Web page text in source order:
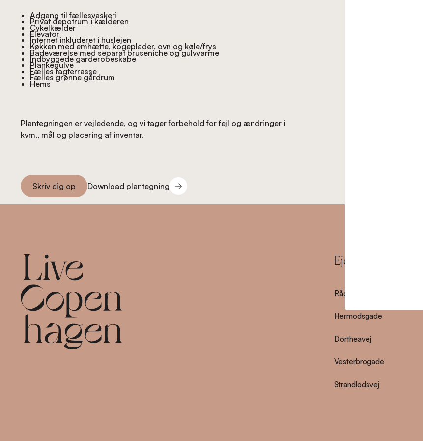
Adgang til fællesvaskeri
Privat depotrum i kælderen
Cykelkælder
Elevator
Internet inkluderet i huslejen
Køkken med emhætte, kogeplader, ovn og køle/frys
Badeværelse med separat bruseniche og gulvvarme
Indbyggede garderobeskabe
Plankegulve
Fælles tagterrasse
Fælles grønne gårdrum
Hems
Plantegningen er vejledende, og vi tager forbehold for fejl og ændringer i
kvm., mål og placering af inventar.
Skriv dig op
Skriv dig op
Download plantegning
Ejendomme
Rådmandsgade
Hermodsgade
Dortheavej
Vesterbrogade
Strandlodsvej